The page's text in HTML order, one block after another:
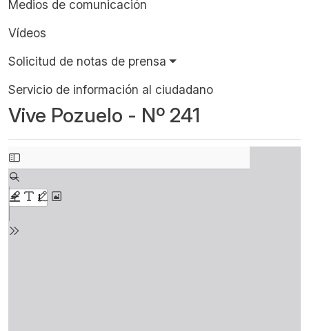
Medios de comunicación
Vídeos
Solicitud de notas de prensa
Servicio de información al ciudadano
Vive Pozuelo - Nº 241